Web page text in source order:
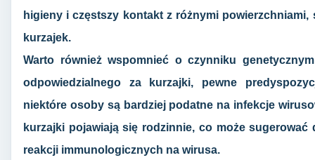
higieny i częstszy kontakt z różnymi
kurzajek.
Warto również wspomnieć o czynniku
odpowiedzialnego za kurzajki, pewne
niektóre osoby są bardziej podatne na infekcje
kurzajki pojawiają się rodzinnie, co może sugerować
reakcji immunologicznych na wirusa.